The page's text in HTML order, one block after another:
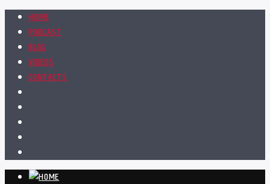
HOME
PODCAST
BLOG
VIDEOS
CONTACTS